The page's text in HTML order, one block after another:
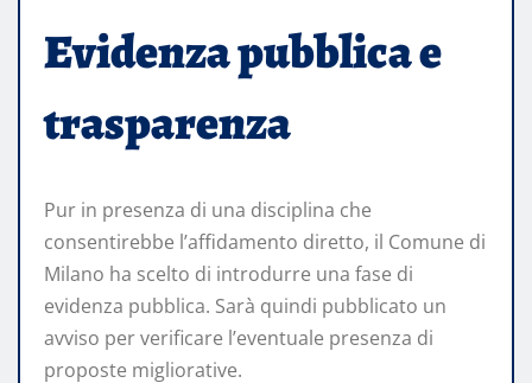
Evidenza pubblica e
trasparenza
Pur in presenza di una disciplina che
consentirebbe l’affidamento diretto, il Comune di
Milano ha scelto di introdurre una fase di
evidenza pubblica. Sarà quindi pubblicato un
avviso per verificare l’eventuale presenza di
proposte migliorative.